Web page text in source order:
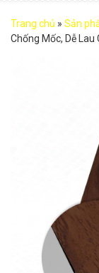
Trang chủ » Sản
Chống Mốc, Dễ Lau